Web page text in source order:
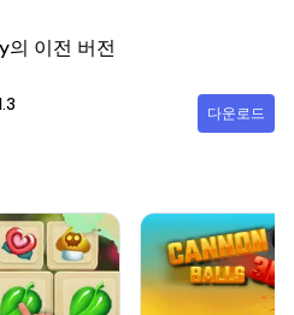
이전 버전
다운로드